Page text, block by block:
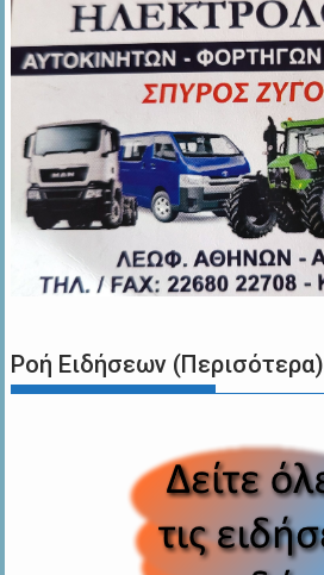
Ροή Ειδήσεων (Περισότερα)